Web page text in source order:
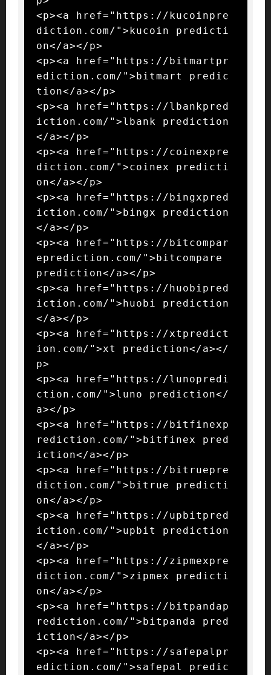
<p><a href="https://kucoinpre
diction.com/">kucoin predicti
on</a></p>
<p><a href="https://bitmartpr
ediction.com/">bitmart predic
tion</a></p>
<p><a href="https://lbankpred
iction.com/">lbank prediction
</a></p>
<p><a href="https://coinexpre
diction.com/">coinex predicti
on</a></p>
<p><a href="https://bingxpred
iction.com/">bingx prediction
</a></p>
<p><a href="https://bitcompar
eprediction.com/">bitcompare
prediction</a></p>
<p><a href="https://huobipred
iction.com/">huobi prediction
</a></p>
<p><a href="https://xtpredict
ion.com/">xt prediction</a></
p>
<p><a href="https://lunopredi
ction.com/">luno prediction</
a></p>
<p><a href="https://bitfinexp
rediction.com/">bitfinex pred
iction</a></p>
<p><a href="https://bitruepre
diction.com/">bitrue predicti
on</a></p>
<p><a href="https://upbitpred
iction.com/">upbit prediction
</a></p>
<p><a href="https://zipmexpre
diction.com/">zipmex predicti
on</a></p>
<p><a href="https://bitpandap
rediction.com/">bitpanda pred
iction</a></p>
<p><a href="https://safepalpr
ediction.com/">safepal predic